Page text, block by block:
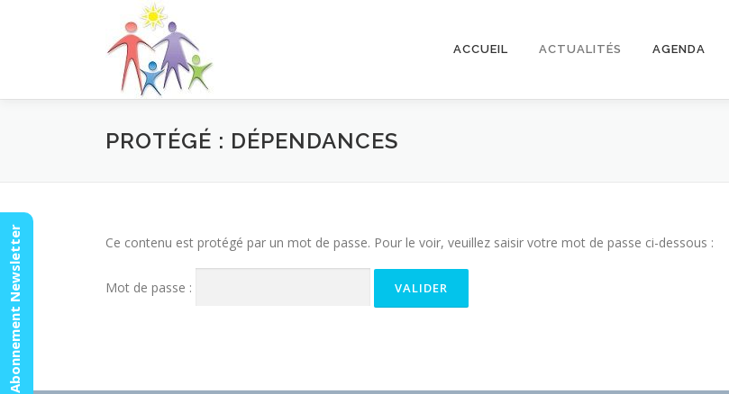
ACCUEIL ACTUALITÉS AGENDA
PROTÉGÉ : DÉPENDANCES
Ce contenu est protégé par un mot de passe. Pour le voir, veuillez saisir votre mot de passe ci-dessous :
Mot de passe :
Abonnement Newsletter